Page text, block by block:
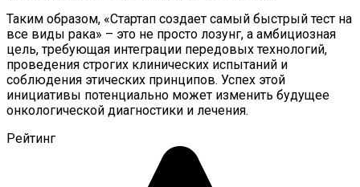
Таким образом, «Стартап создает самый быстрый тест на
все виды рака» – это не просто лозунг, а амбициозная
цель, требующая интеграции передовых технологий,
проведения строгих клинических испытаний и
соблюдения этических принципов. Успех этой
инициативы потенциально может изменить будущее
онкологической диагностики и лечения.
Рейтинг